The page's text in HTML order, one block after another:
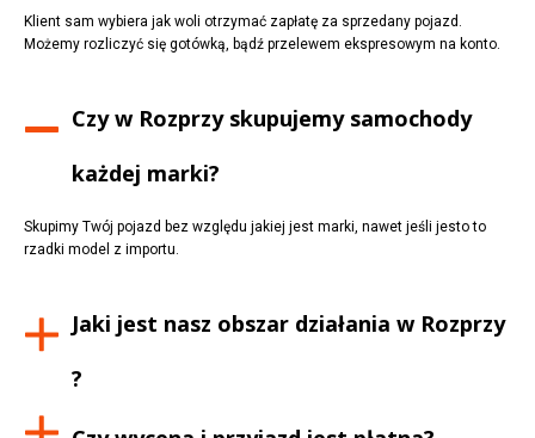
Klient sam wybiera jak woli otrzymać zapłatę za sprzedany pojazd.
Możemy rozliczyć się gotówką, bądź przelewem ekspresowym na konto.
Czy w Rozprzyskupujemy samochody
każdej marki?
Skupimy Twój pojazd bez względu jakiej jest marki, nawet jeśli jesto to
rzadki model z importu.
Jaki jest nasz obszar działania w Rozprzy
?